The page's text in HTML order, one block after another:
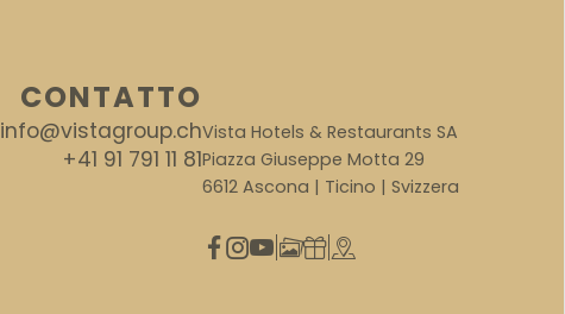
CONTATTO
info@vistagroup.ch
+41 91 791 11 81
Vista Hotels & Restaurants SA
Piazza Giuseppe Motta 29
6612 Ascona | Ticino | Svizzera